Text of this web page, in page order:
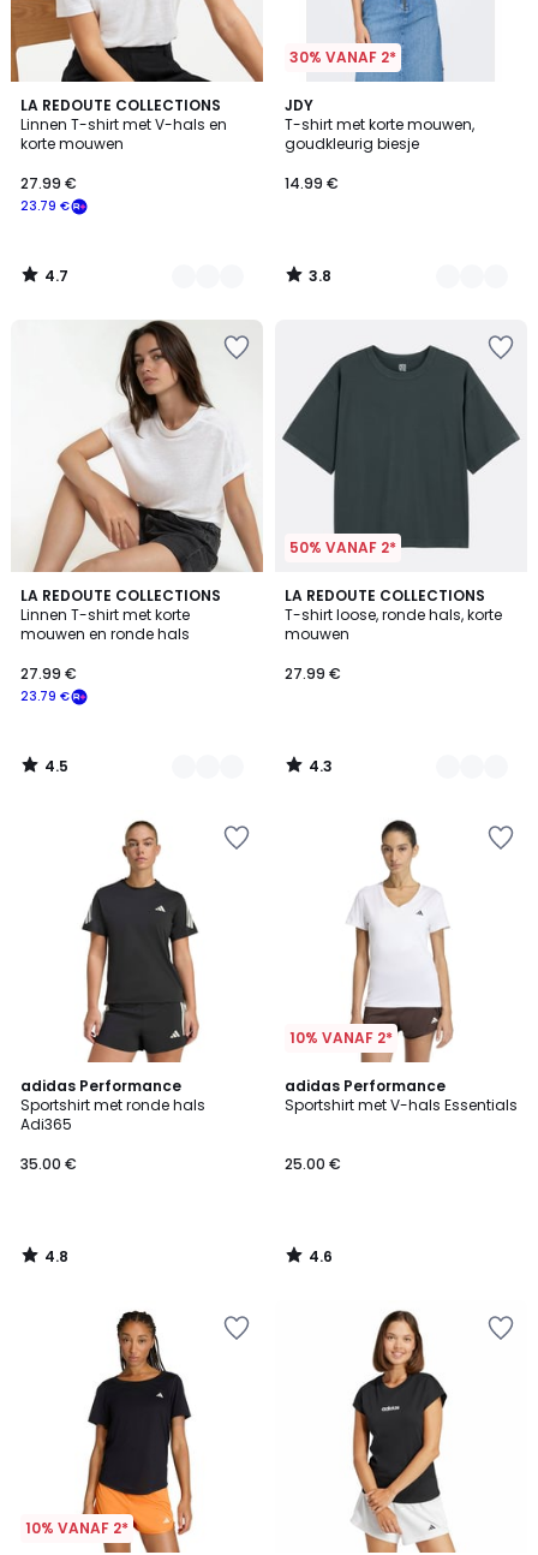
LA REDOUTE COLLECTIONS
Linnen T-shirt met V-hals en
korte mouwen
23.79 €
27.99 €
4.7
/ 5
2
Kleuren
4.7
/
30% VANAF 2*
JDY
T-shirt met korte mouwen,
goudkleurig biesje
14.99 €
3.8
/ 5
4
Kleuren
3.8
/
LA REDOUTE COLLECTIONS
Linnen T-shirt met korte
mouwen en ronde hals
23.79 €
27.99 €
4.5
/ 5
2
Kleuren
4.5
/
50% VANAF 2*
LA REDOUTE COLLECTIONS
T-shirt loose, ronde hals, korte
mouwen
27.99 €
4.3
/ 5
3
Kleuren
4.3
/
adidas Performance
Sportshirt met ronde hals
Adi365
35.00 €
4.8
/ 5
4.8
/
10% VANAF 2*
adidas Performance
Sportshirt met V-hals Essentials
25.00 €
4.6
/ 5
4.6
/
10% VANAF 2*